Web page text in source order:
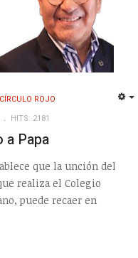
CÍRCULO ROJO
HITS: 2181
a Papa
que la unción del
realiza el Colegio
puede recaer en